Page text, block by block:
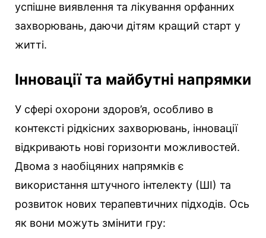
успішне виявлення та лікування орфанних
захворювань, даючи дітям кращий старт у
житті.
Інновації та майбутні напрямки
У сфері охорони здоров’я, особливо в
контексті рідкісних захворювань, інновації
відкривають нові горизонти можливостей.
Двома з наобіцяних напрямків є
використання штучного інтелекту (ШІ) та
розвиток нових терапевтичних підходів. Ось
як вони можуть змінити гру: